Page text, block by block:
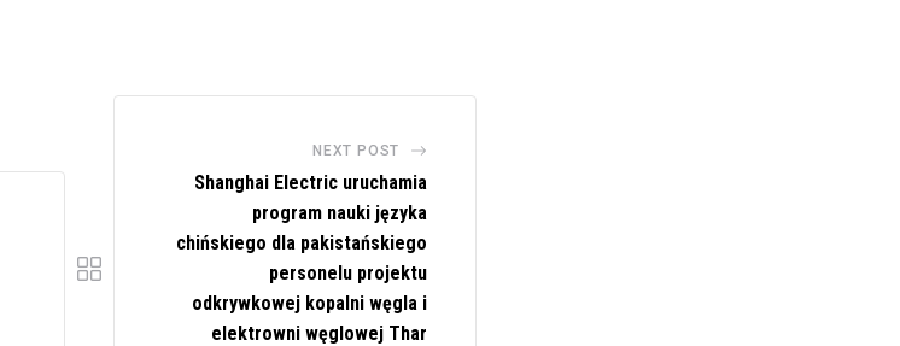
NEXT POST
Shanghai Electric uruchamia
program nauki języka
chińskiego dla pakistańskiego
personelu projektu
odkrywkowej kopalni węgla i
elektrowni węglowej Thar